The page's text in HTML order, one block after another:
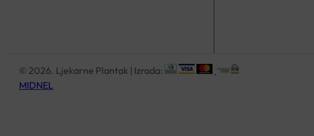
© 2026. Ljekarne Plantak | Izrada:
MIDNEL